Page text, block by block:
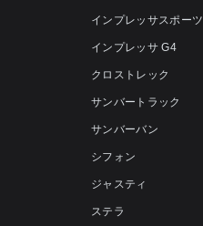
インプレッサスポーツ
インプレッサ G4
クロストレック
サンバートラック
サンバーバン
シフォン
ジャスティ
ステラ